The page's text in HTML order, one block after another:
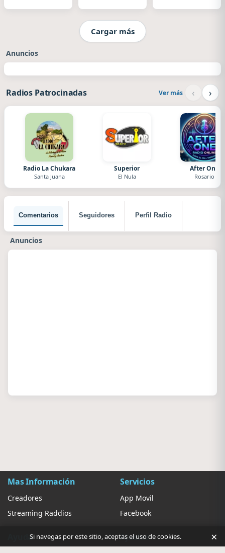
Cargar más
Anuncios
Radios Patrocinadas Ver más ‹ ›
Radio La Chukara
Santa Juana
Superior
El Nula
After One
Rosario
Comentarios Seguidores Perfil Radio
Anuncios
Mas Información
Creadores
Streaming Raddios
Servicios
App Movil
Facebook
Ayuda Ajustes
Si navegas por este sitio, aceptas el uso de cookies. ×